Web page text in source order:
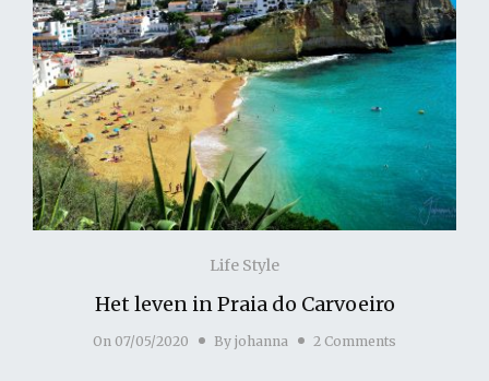
Life Style
Het leven in Praia do Carvoeiro
On 07/05/2020 By johanna 2 Comments